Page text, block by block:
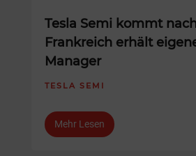
Tesla Semi kommt
Frankreich erhält
Manager
TESLA SEMI
Mehr Lesen